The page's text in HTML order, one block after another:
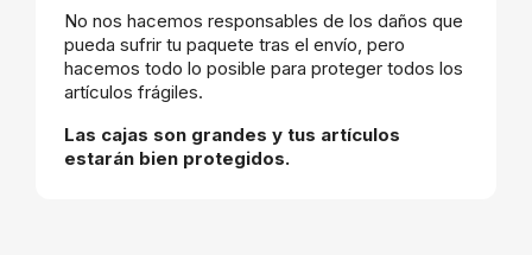
No nos hacemos responsables de los daños que
pueda sufrir tu paquete tras el envío, pero
hacemos todo lo posible para proteger todos los
artículos frágiles.
Las cajas son grandes y tus artículos
estarán bien protegidos.